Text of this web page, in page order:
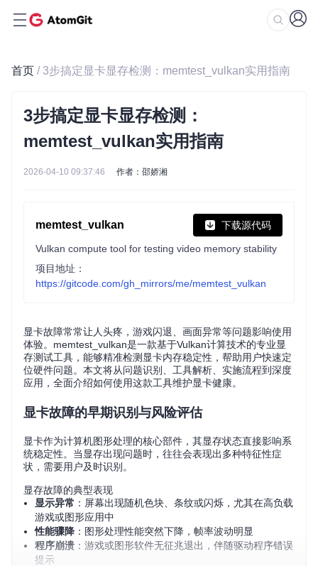
首页 / 3步搞定显卡显存检测：memtest_vulkan实用指南
3步搞定显卡显存检测：
memtest_vulkan实用指南
2026-04-10 09:37:46 作者：邵娇湘
memtest_vulkan 下载源代码
Vulkan compute tool for testing video memory stability
项目地址：
https://gitcode.com/gh_mirrors/me/memtest_vulkan
显卡故障常常让人头疼，游戏闪退、画面异常等问题影响使用
体验。memtest_vulkan是一款基于Vulkan计算技术的专业显
存测试工具，能够精准检测显卡内存稳定性，帮助用户快速定
位硬件问题。本文将从问题识别、工具解析、实施流程到深度
应用，全面介绍如何使用这款工具维护显卡健康。
显卡故障的早期识别与风险评估
显卡作为计算机图形处理的核心部件，其显存状态直接影响系
统稳定性。当显存出现问题时，往往会表现出多种特征性症
状，需要用户及时识别。
显存故障的典型表现
显示异常 ：屏幕出现随机色块、条纹或闪烁，尤其在高负载
游戏或图形应用中
性能骤降 ：图形处理性能突然下降，帧率波动明显
程序崩溃 ：游戏或图形软件无征兆退出，伴随驱动程序错误
提示